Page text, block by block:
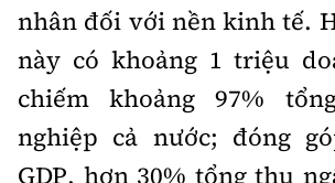
Ẩm thực
Camera giao thông
Câu chuyện giao thông
Giải trí - Thể thao
Cơ quan chủ quản: Bộ Xây dựng
Giấy phép số: 03/GP-BVHTTDL, cấp
Tòa soạn: Số 2 Nguyễn Công Hoan,
nhân đối với nền kinh tế.
này có khoảng 1 triệu
chiếm khoảng 97%
nghiệp cả nước; đóng
GDP, hơn 30% tổng thu